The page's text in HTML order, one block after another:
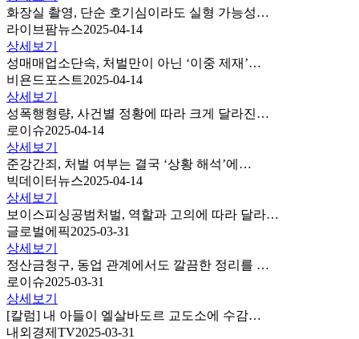
화장실 촬영, 단순 호기심이라도 실형 가능성…
라이브팜뉴스2025-04-14
상세보기
성매매업소단속, 처벌만이 아닌 ‘이중 제재’…
비욘드포스트2025-04-14
상세보기
성폭행형량, 사건별 정황에 따라 크게 달라진…
로이슈2025-04-14
상세보기
준강간죄, 처벌 여부는 결국 ‘상황 해석’에…
빅데이터뉴스2025-04-14
상세보기
보이스피싱공범처벌, 역할과 고의에 따라 달라…
글로벌에픽2025-03-31
상세보기
정산금청구, 동업 관계에서도 깔끔한 정리를 …
로이슈2025-03-31
상세보기
[칼럼] 내 아들이 엘살바도르 교도소에 수감…
내외경제TV2025-03-31